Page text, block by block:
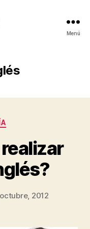
Menú
2012